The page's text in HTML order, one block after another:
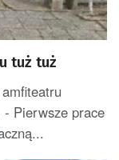
tuż tuż
- Pierwsze prace